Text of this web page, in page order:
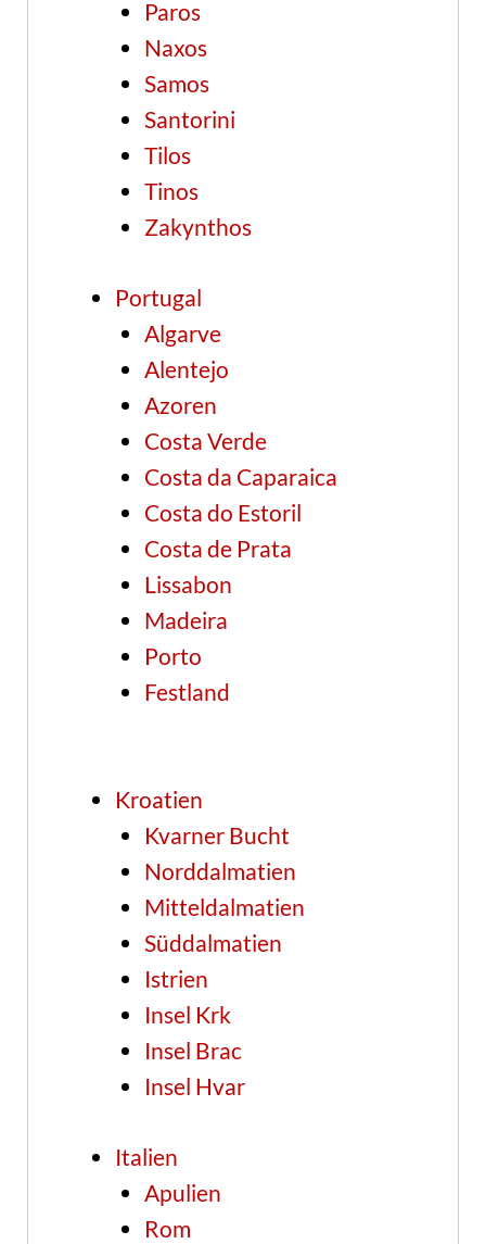
Paros
Naxos
Samos
Santorini
Tilos
Tinos
Zakynthos
Portugal
Algarve
Alentejo
Azoren
Costa Verde
Costa da Caparaica
Costa do Estoril
Costa de Prata
Lissabon
Madeira
Porto
Festland
Kroatien
Kvarner Bucht
Norddalmatien
Mitteldalmatien
Süddalmatien
Istrien
Insel Krk
Insel Brac
Insel Hvar
Italien
Apulien
Rom